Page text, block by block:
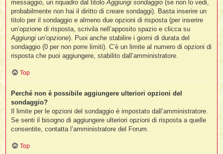
messaggio, un riquadro dal titoloAggiungi sondaggio (se non lo vedi,
probabilmente non hai il diritto di creare sondaggi). Basta inserire un
titolo per il sondaggio e almeno due opzioni di risposta (per inserire
un’opzione di risposta, scrivila nell’apposito spazio e clicca su
Aggiungi un’opzione). Puoi anche stabilire i giorni di durata del
sondaggio (0 per non porre limiti). C’è un limite al numero di opzioni di
risposta che puoi aggiungere, stabilito dall’amministratore.
Top
Perché non è possibile aggiungere ulteriori opzioni del
sondaggio?
Il limite per le opzioni del sondaggio è impostato dall’amministratore.
Se senti il bisogno di aggiungere ulteriori opzioni di risposta a quelle
consentite, contatta l’amministratore del Forum.
Top